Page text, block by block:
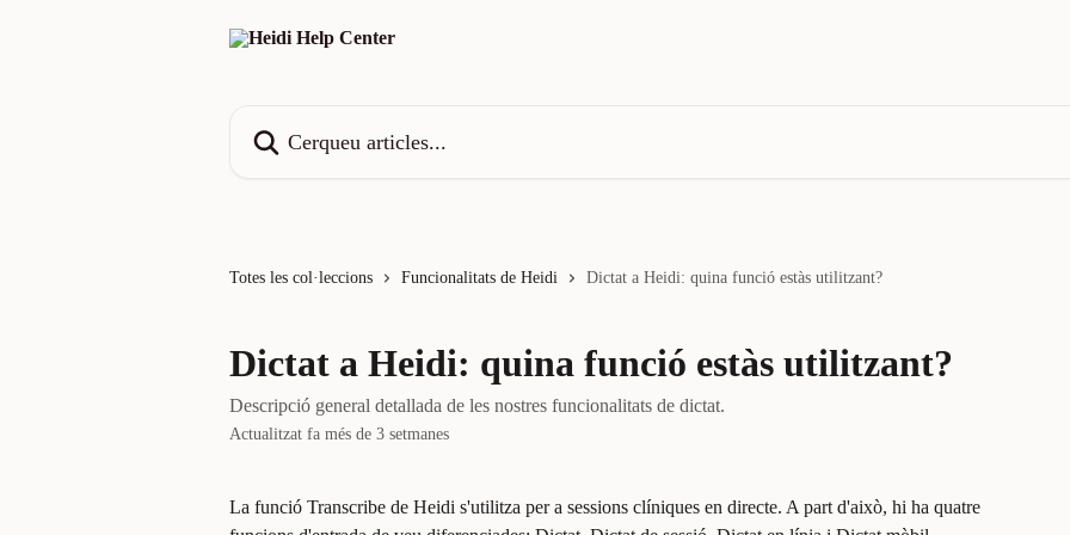
Totes les col·leccions Funcionalitats de Heidi Dictat a Heidi: quina funció estàs utilitzant?
Dictat a Heidi: quina funció estàs utilitzant?
Descripció general detallada de les nostres funcionalitats de dictat.
Actualitzat fa més de 3 setmanes
La funció Transcribe de Heidi s'utilitza per a sessions clíniques en directe. A part d'això, hi ha quatre